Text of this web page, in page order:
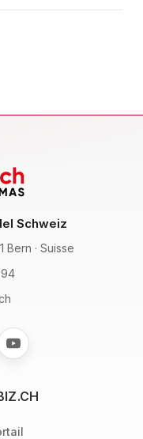
Schweiz
Bern · Suisse
94